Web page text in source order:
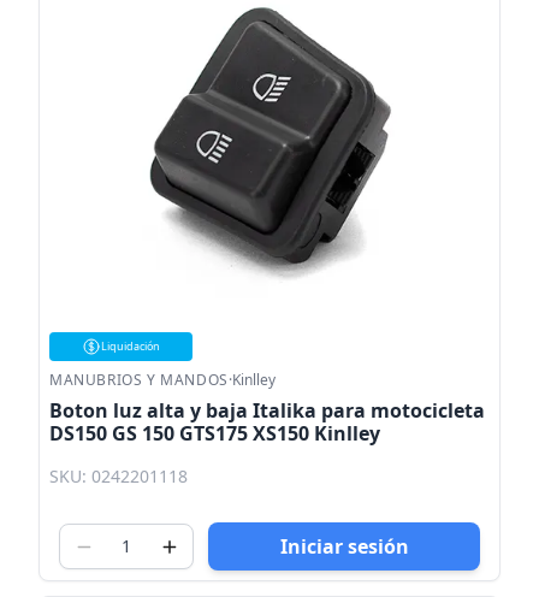
Liquidación
MANUBRIOS Y MANDOS·Kinlley
Boton luz alta y baja Italika para motocicleta
DS150 GS 150 GTS175 XS150 Kinlley
SKU: 0242201118
Iniciar sesión